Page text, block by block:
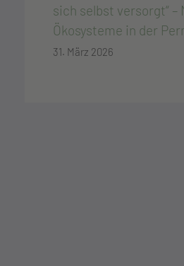
sich selbst versorgt“ –
Ökosysteme in der
31. März 2026